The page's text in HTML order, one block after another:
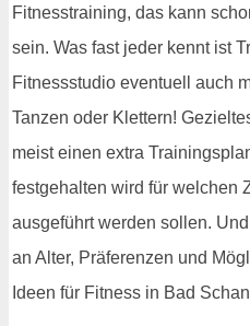
Fitnesstraining, das kann
sein. Was fast jeder kennt ist
Fitnessstudio eventuell auch
Tanzen oder Klettern!
meist einen extra
festgehalten wird für welchen
ausgeführt werden sollen.
an Alter, Präferenzen und
Ideen für Fitness in Bad